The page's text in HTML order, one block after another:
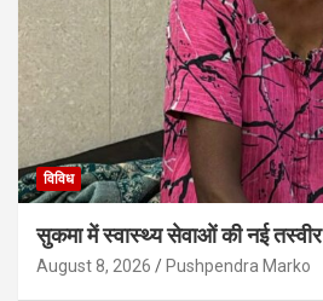
विविध
सुकमा में स्वास्थ्य सेवाओं की नई तस्वीर
August 8, 2026 Pushpendra Marko